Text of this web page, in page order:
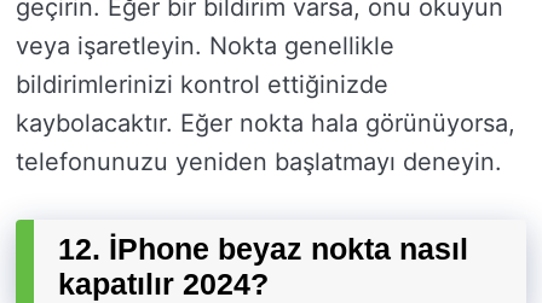
geçirin. Eğer bir bildirim varsa, onu okuyun
veya işaretleyin. Nokta genellikle
bildirimlerinizi kontrol ettiğinizde
kaybolacaktır. Eğer nokta hala görünüyorsa,
telefonunuzu yeniden başlatmayı deneyin.
12. İPhone beyaz nokta nasıl
kapatılır 2024?